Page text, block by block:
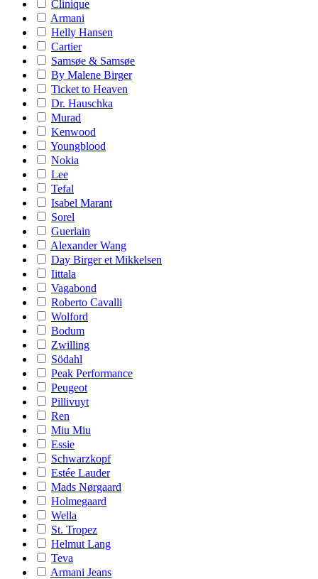
Clinique
Armani
Helly Hansen
Cartier
Samsøe & Samsøe
By Malene Birger
Ticket to Heaven
Dr. Hauschka
Murad
Kenwood
Youngblood
Nokia
Lee
Tefal
Isabel Marant
Sorel
Guerlain
Alexander Wang
Day Birger et Mikkelsen
Iittala
Vagabond
Roberto Cavalli
Wolford
Bodum
Zwilling
Södahl
Peak Performance
Peugeot
Pillivuyt
Ren
Miu Miu
Essie
Schwarzkopf
Estée Lauder
Mads Nørgaard
Holmegaard
Wella
St. Tropez
Helmut Lang
Teva
Armani Jeans